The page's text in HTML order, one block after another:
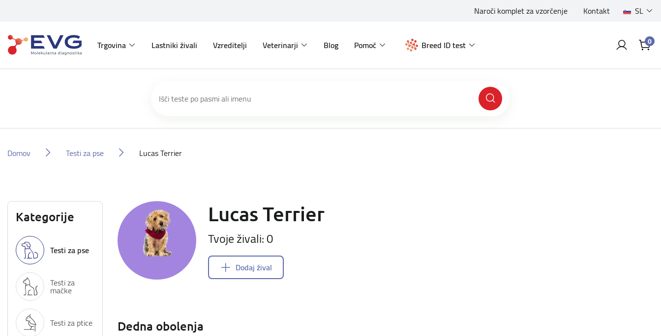
Naroči komplet za vzorčenje Kontakt SL
Trgovina Lastniki živali Vzreditelji Veterinarji Blog Pomoč Breed ID test 0
Domov Testi za pse Lucas Terrier
Kategorije
Testi za pse
Testi za
mačke
Testi za ptice
Lucas Terrier
Tvoje živali: 0
Dodaj žival
Dedna obolenja